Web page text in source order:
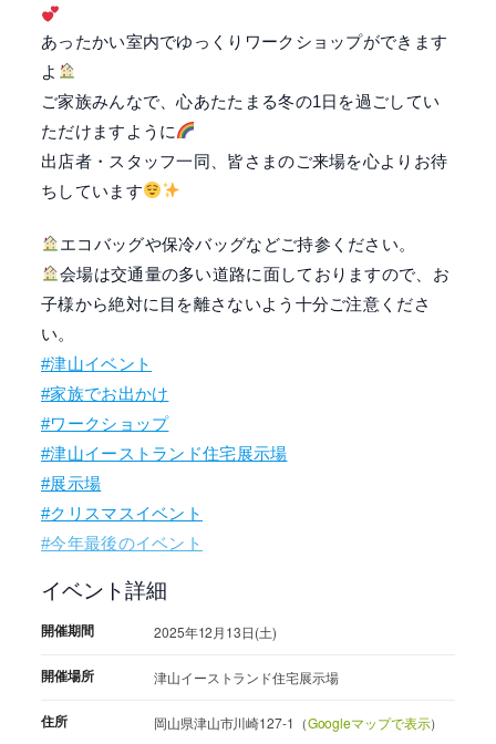
あったかい室内でゆっくりワークショップができます
よ
ご家族みんなで、心あたたまる冬の1日を過ごしてい
ただけますように
出店者・スタッフ一同、皆さまのご来場を心よりお待
ちしています
エコバッグや保冷バッグなどご持参ください。
会場は交通量の多い道路に面しておりますので、お
子様から絶対に目を離さないよう十分ご注意くださ
い。
#津山イベント
#家族でお出かけ
#ワークショップ
#津山イーストランド住宅展示場
#展示場
#クリスマスイベント
#今年最後のイベント
イベント詳細
開催期間 2025年12月13日(土)
開催場所 津山イーストランド住宅展示場
住所 岡山県津山市川崎127-1（Googleマップで表示）